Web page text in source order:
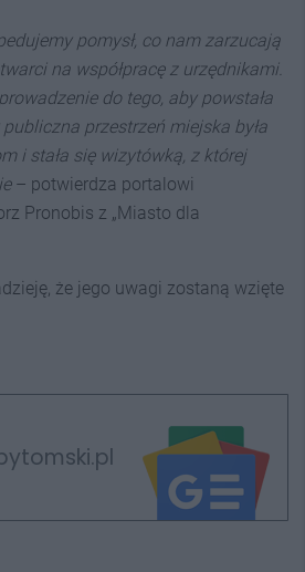
pomysł, co nam zarzucają
na współpracę z urzędnikami.
do tego, aby powstała
przestrzeń miejska była
i stała się wizytówką, z której
– potwierdza portalowi
Pronobis z „Miasto dla
że jego uwagi zostaną wzięte